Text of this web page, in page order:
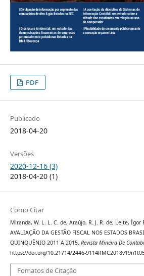
PDF
Publicado
2018-04-20
Versões
2020-12-16 (3)
2018-04-20 (1)
Como Citar
Miranda, W. L. L. C. de, Araújo, R. J. R. de, Leite, Ígor
AVALIAÇÃO DA GESTÃO FISCAL NOS ESTADOS
QUINQUÊNIO 2011 A 2015. Revista Mineira De
https://doi.org/10.21714/2446-
Fomatos de Citação